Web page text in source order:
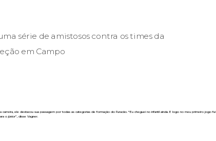
série de amistosos contra os times da
em Campo
ele destacou sua passagem por todas as categorias de formação do Furacão. “Eu cheguei no infantil ainda. E logo no meu primeiro jogo fui
o júnior”, disse Vagner.